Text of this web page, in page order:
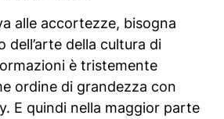
alle accortezze, bisogna
dell’arte della cultura di
è tristemente
ordine di grandezza con
E quindi nella maggior parte